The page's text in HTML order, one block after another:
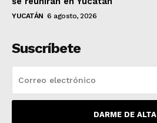
YUCATÁN 6 agosto, 2026
Suscríbete
DARME DE ALTA